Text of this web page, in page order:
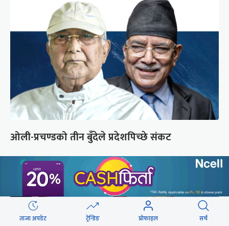
ओली-प्रचण्डको तीन बुँदेले प्रदेशपिच्छे संकट
ताजा अपडेट ट्रेन्डिङ प्रोफाइल सर्च